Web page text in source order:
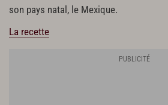
son pays natal, le Mexique.
La recette